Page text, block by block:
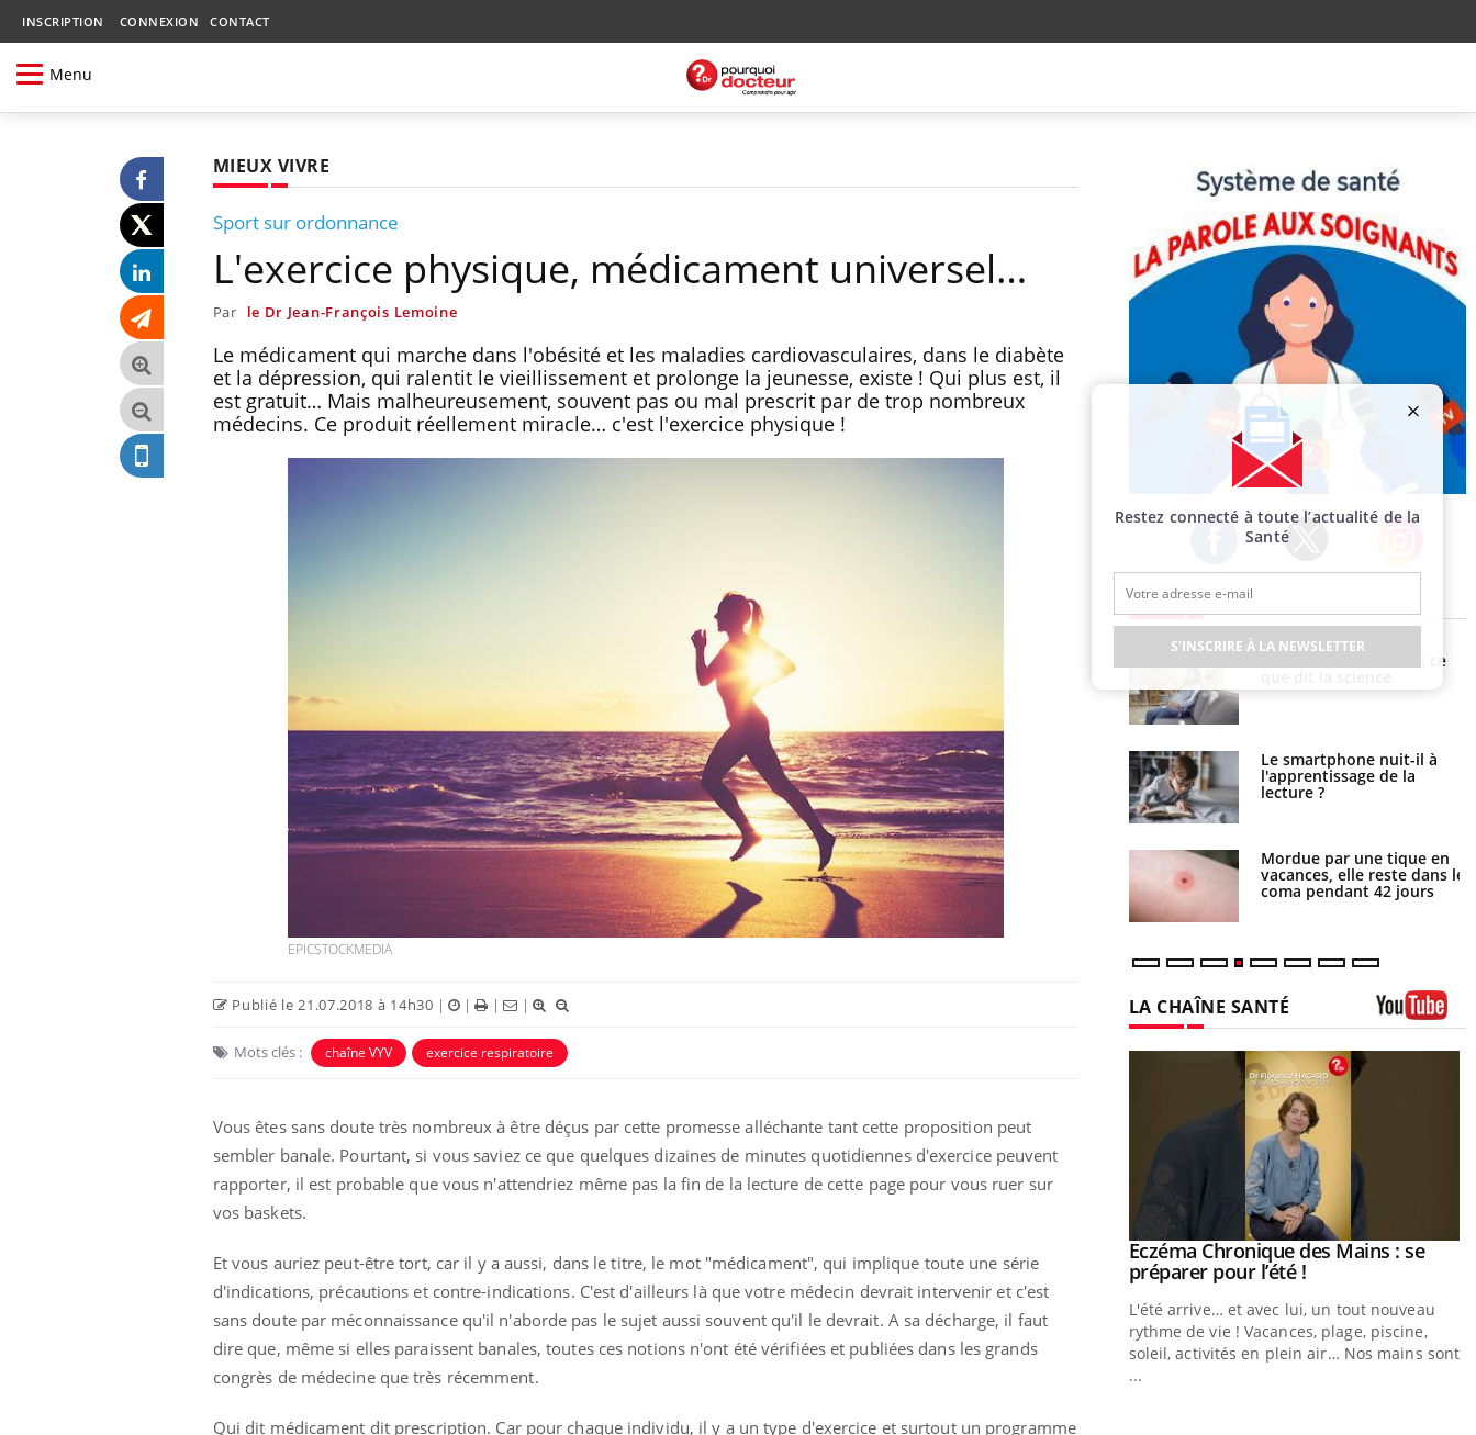
INSCRIPTION CONNEXION CONTACT
Menu
MIEUX VIVRE
Sport sur ordonnance
L'exercice physique, médicament universel…
Par le Dr Jean-François Lemoine
Le médicament qui marche dans l'obésité et les maladies cardiovasculaires, dans le diabète
et la dépression, qui ralentit le vieillissement et prolonge la jeunesse, existe ! Qui plus est, il
est gratuit… Mais malheureusement, souvent pas ou mal prescrit par de trop nombreux
médecins. Ce produit réellement miracle… c'est l'exercice physique !
EPICSTOCKMEDIA
Publié le 21.07.2018 à 14h30 | | | |
Mots clés : chaîne VYV exercice respiratoire
Vous êtes sans doute très nombreux à être déçus par cette promesse alléchante tant cette proposition peut
sembler banale. Pourtant, si vous saviez ce que quelques dizaines de minutes quotidiennes d'exercice peuvent
rapporter, il est probable que vous n'attendriez même pas la fin de la lecture de cette page pour vous ruer sur
vos baskets.
Et vous auriez peut-être tort, car il y a aussi, dans le titre, le mot "médicament", qui implique toute une série
d'indications, précautions et contre-indications. C'est d'ailleurs là que votre médecin devrait intervenir et c'est
sans doute par méconnaissance qu'il n'aborde pas le sujet aussi souvent qu'il le devrait. A sa décharge, il faut
dire que, même si elles paraissent banales, toutes ces notions n'ont été vérifiées et publiées dans les grands
congrès de médecine que très récemment.
Qui dit médicament dit prescription. Car pour chaque individu, il y a un type d'exercice et surtout un programme
Facebook Twitter Instagram
EN DIRECT
il dans le sud de la France ?
Les médicaments GLP-1
protègent-ils aussi les os ?
Cytomégalovirus : ce qui
La sieste empêche-t-elle de
dormir la nuit ?
VIH : la fin du comprimé
tous les jours se profile-t-
elle enfin ?
Pourquoi votre ventre
gâche-t-il les premiers
jours de vos vacances ?
Le Viagra pourrait-il freiner
la propagation du cancer ?
Pourquoi manger moins de
protéines pourrait
finalement être bénéfique
Grossesse et chaleur : ce
Le smartphone nuit-il à
l'apprentissage de la
lecture ?
Mordue par une tique en
vacances, elle reste dans le
coma pendant 42 jours
LA CHAÎNE SANTÉ
Eczéma Chronique des Mains :
expliquer ma maladieYoutube
Il y a des sujets qui sont faciles à aborder...
d'autres non ! D'un côté, poser des questions
sur la maladie d'un proche c'est montrer ...
Carence en fer : comprendre pour
prévenirYoutube
Fatigue, irritabilité, brouillard mental ou
même alopécie… Les symptômes de la
carence en fer sont multiples ce qui la rend
...
Insuline & Charge mentale : et si on
osait en parler??Youtube
En 2026, l'insuline dans le diabète de type 2
reste entourée d'idées reçues chez les
patients comme parfois chez les soignants.
Youtube
Eczéma Chronique des Mains : se
préparer pour l’été !Youtube
L'été arrive… et avec lui, un tout nouveau
rythme de vie ! Vacances, plage, piscine,
soleil, activités en plein air… Nos mains sont
...
Restez connecté à toute l’actualité de la
Santé
S'INSCRIRE À LA NEWSLETTER